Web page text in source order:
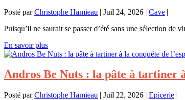
Posté parChristophe Hamieau | Juil 24, 2026 | Cave |
Puisqu’il ne saurait se passer d’été sans une sélection de
En savoir plus
Andros Be Nuts : la pâte à tartiner
Posté parChristophe Hamieau | Juil 22, 2026 | Epicerie |